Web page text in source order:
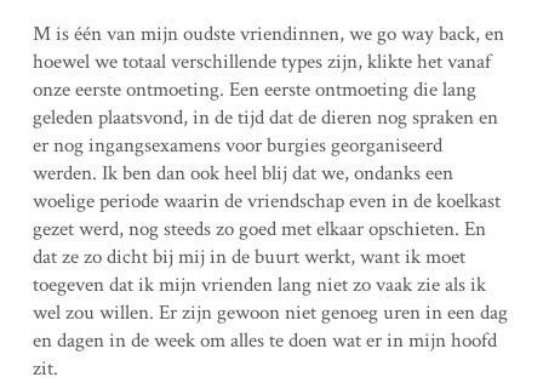
M is één van mijn oudste vriendinnen, we go way back, en
hoewel we totaal verschillende types zijn, klikte het vanaf
onze eerste ontmoeting. Een eerste ontmoeting die lang
geleden plaatsvond, in de tijd dat de dieren nog spraken en
er nog ingangsexamens voor burgies georganiseerd
werden. Ik ben dan ook heel blij dat we, ondanks een
woelige periode waarin de vriendschap even in de koelkast
gezet werd, nog steeds zo goed met elkaar opschieten. En
dat ze zo dicht bij mij in de buurt werkt, want ik moet
toegeven dat ik mijn vrienden lang niet zo vaak zie als ik
wel zou willen. Er zijn gewoon niet genoeg uren in een dag
en dagen in de week om alles te doen wat er in mijn hoofd
zit.